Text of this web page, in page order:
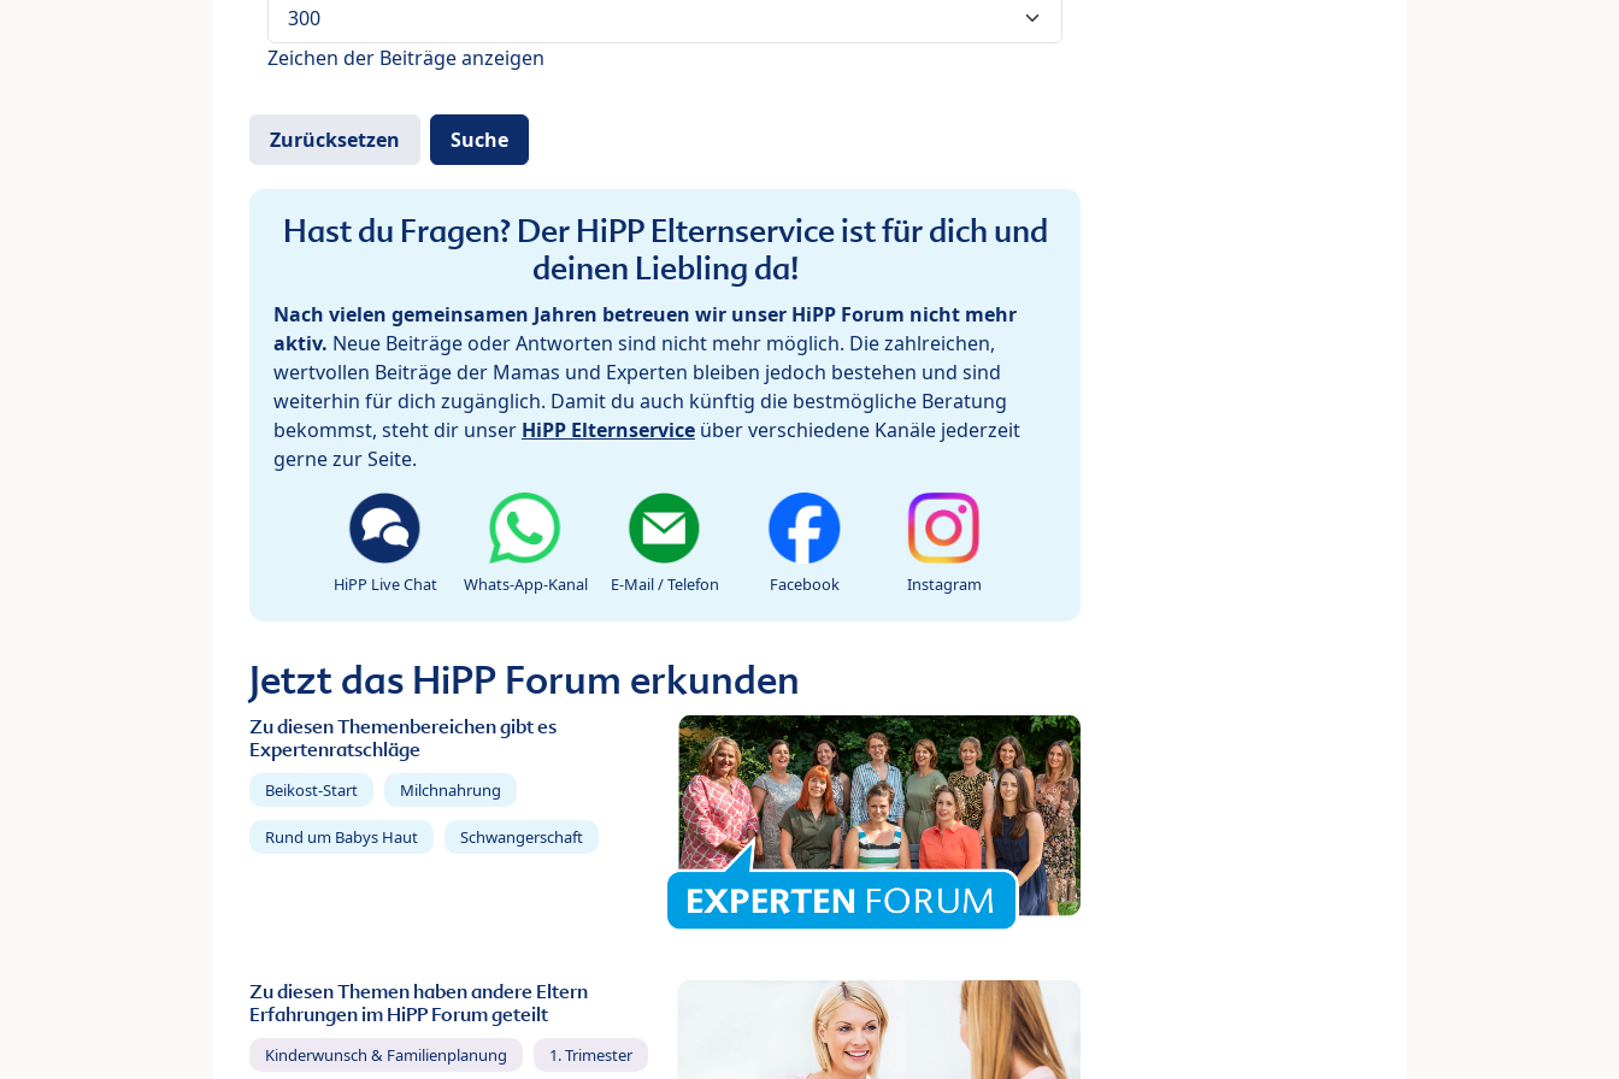
Zeichen der Beiträge anzeigen
Hast du Fragen? Der HiPP Elternservice ist für dich und
deinen Liebling da!
Nach vielen gemeinsamen Jahren betreuen wir unser HiPP Forum nicht mehr
aktiv. Neue Beiträge oder Antworten sind nicht mehr möglich. Die zahlreichen,
wertvollen Beiträge der Mamas und Experten bleiben jedoch bestehen und sind
weiterhin für dich zugänglich. Damit du auch künftig die bestmögliche Beratung
bekommst, steht dir unser HiPP Elternservice über verschiedene Kanäle jederzeit
gerne zur Seite.
HiPP Live Chat Whats-App-Kanal E-Mail / Telefon Facebook Instagram
Jetzt das HiPP Forum erkunden
Zu diesen Themenbereichen gibt es
Expertenratschläge
Beikost-Start Milchnahrung
Rund um Babys Haut Schwangerschaft
Zu diesen Themen haben andere Eltern
Erfahrungen im HiPP Forum geteilt
Kinderwunsch & Familienplanung 1. Trimester